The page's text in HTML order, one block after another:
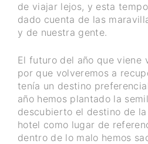
de viajar lejos, y esta
dado cuenta de las
y de nuestra gente.
El futuro del año que viene
por que volveremos a
tenía un destino
año hemos plantado la
descubierto el destino de
hotel como lugar de
dentro de lo malo hemos